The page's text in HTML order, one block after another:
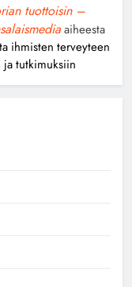
tuottoisin –
aiheesta
ihmisten terveyteen
ja tutkimuksiin